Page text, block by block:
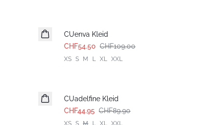
CUenva Kleid
CHF54.50 CHF109.00
XS S M L XL XXL
CUadelfine Kleid
CHF44.95 CHF89.90
XS S M L XL XXL